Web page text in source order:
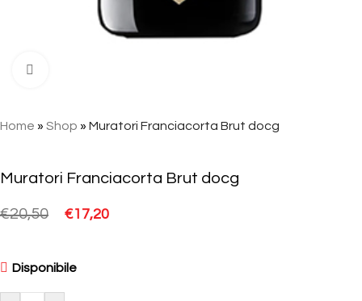
Home » Shop » Muratori Franciacorta Brut docg
Muratori Franciacorta Brut docg
€20,50 €17,20
Disponibile